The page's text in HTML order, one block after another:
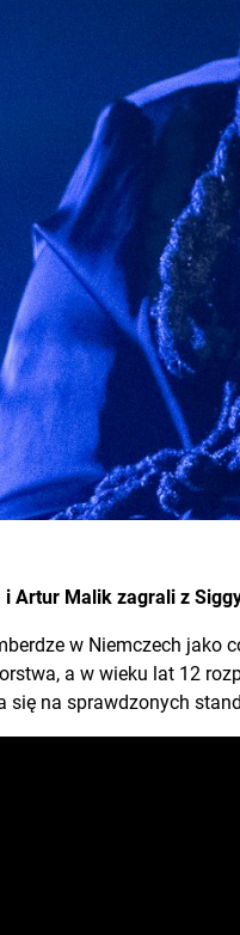
Artur Malik zagrali z
w Niemczech jako
a w wieku lat 12
się na sprawdzonych